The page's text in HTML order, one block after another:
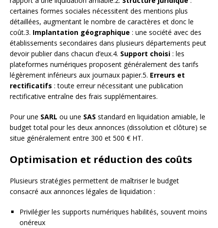
certaines formes sociales nécessitent des mentions plus
détaillées, augmentant le nombre de caractères et donc le
coût.3. Implantation géographique : une société avec des
établissements secondaires dans plusieurs départements peut
devoir publier dans chacun d’eux.4. Support choisi : les
plateformes numériques proposent généralement des tarifs
légèrement inférieurs aux journaux papier.5. Erreurs et
rectificatifs : toute erreur nécessitant une publication
rectificative entraîne des frais supplémentaires.
Pour une SARL ou une SAS standard en liquidation amiable, le
budget total pour les deux annonces (dissolution et clôture) se
situe généralement entre 300 et 500 € HT.
Optimisation et réduction des coûts
Plusieurs stratégies permettent de maîtriser le budget
consacré aux annonces légales de liquidation :
Privilégier les supports numériques habilités, souvent moins
onéreux